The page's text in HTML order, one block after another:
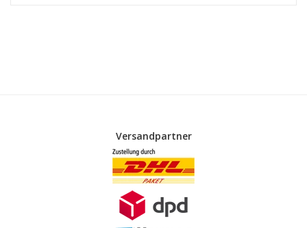
Versandpartner